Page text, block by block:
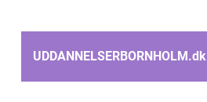
UDDANNELSERBORNHOLM.dk